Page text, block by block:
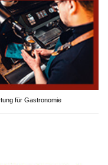
für Gastronomie